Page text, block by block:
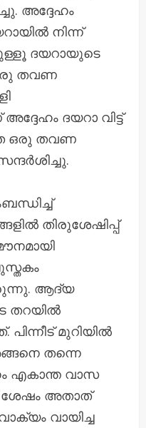
അദ്ദേഹം
നിന്ന്
ദയറായുടെ
തവണ
ദയറാ വിട്ട്
ഒരു തവണ
തിരുശേഷിപ്പ്
ആദ്യ
തറയിൽ
മുറിയിൽ
തന്നെ
എകാന്ത വാസ
ശേഷം അതാത്
വായിച്ച